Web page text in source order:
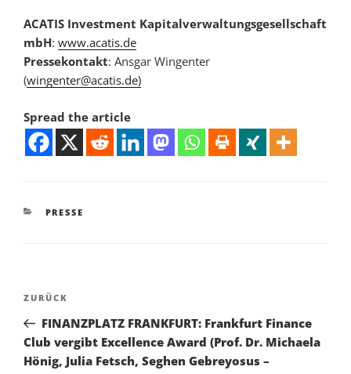
ACATIS Investment Kapitalverwaltungsgesellschaft
mbH: www.acatis.de
Pressekontakt: Ansgar Wingenter
(wingenter@acatis.de)
Spread the article
KATEGORIEN
PRESSE
Beitragsnavigation
Vorheriger
Beitrag
ZURÜCK
FINANZPLATZ FRANKFURT: Frankfurt Finance
Club vergibt Excellence Award (Prof. Dr. Michaela
Hönig, Julia Fetsch, Seghen Gebreyosus –